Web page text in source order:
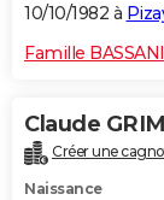
10/10/1982 à
Famille BASSANI
Claude
Créer une
Naissance